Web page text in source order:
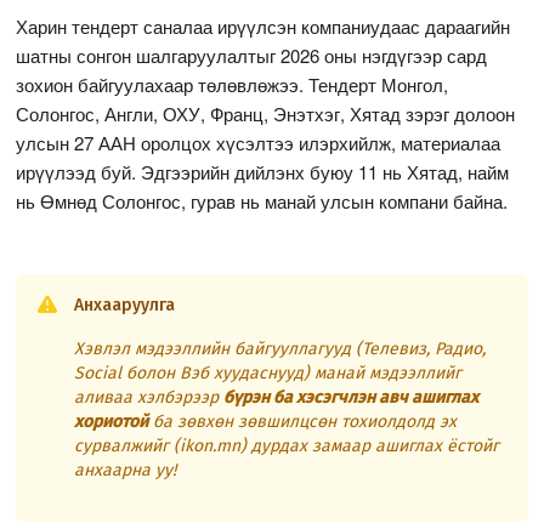
Харин тендерт саналаа ирүүлсэн компаниудаас дараагийн
шатны сонгон шалгаруулалтыг 2026 оны нэгдүгээр сард
зохион байгуулахаар төлөвлөжээ. Тендерт Монгол,
Солонгос, Англи, ОХУ, Франц, Энэтхэг, Хятад зэрэг долоон
улсын 27 ААН оролцох хүсэлтээ илэрхийлж, материалаа
ирүүлээд буй. Эдгээрийн дийлэнх буюу 11 нь Хятад, найм
нь Өмнөд Солонгос, гурав нь манай улсын компани байна.
Анхааруулга
Хэвлэл мэдээллийн байгууллагууд (Телевиз, Радио,
Social болон Вэб хуудаснууд) манай мэдээллийг
аливаа хэлбэрээр бүрэн ба хэсэгчлэн авч ашиглах
хориотойба зөвхөн зөвшилцсөн тохиолдолд эх
сурвалжийг (ikon.mn) дурдах замаар ашиглах ёстойг
анхаарна уу!